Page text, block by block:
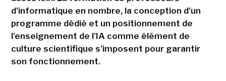
d'informatique en nombre, la conception d'un
programme dédié et un positionnement de
l'enseignement de l'IA comme élément de
culture scientifique s'imposent pour garantir
son fonctionnement.